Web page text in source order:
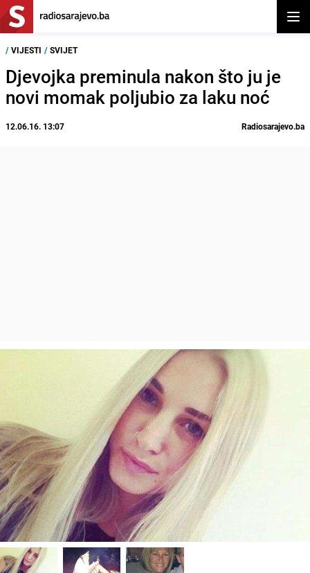
/ VIJESTI / SVIJET
Djevojka preminula nakon što ju je
novi momak poljubio za laku noć
12.06.16. 13:07 Radiosarajevo.ba